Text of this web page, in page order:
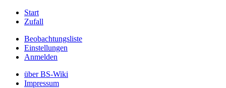
Start
Zufall
Beobachtungsliste
Einstellungen
Anmelden
über BS-Wiki
Impressum